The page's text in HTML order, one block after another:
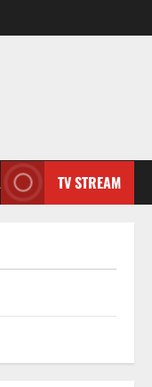
TV STREAM